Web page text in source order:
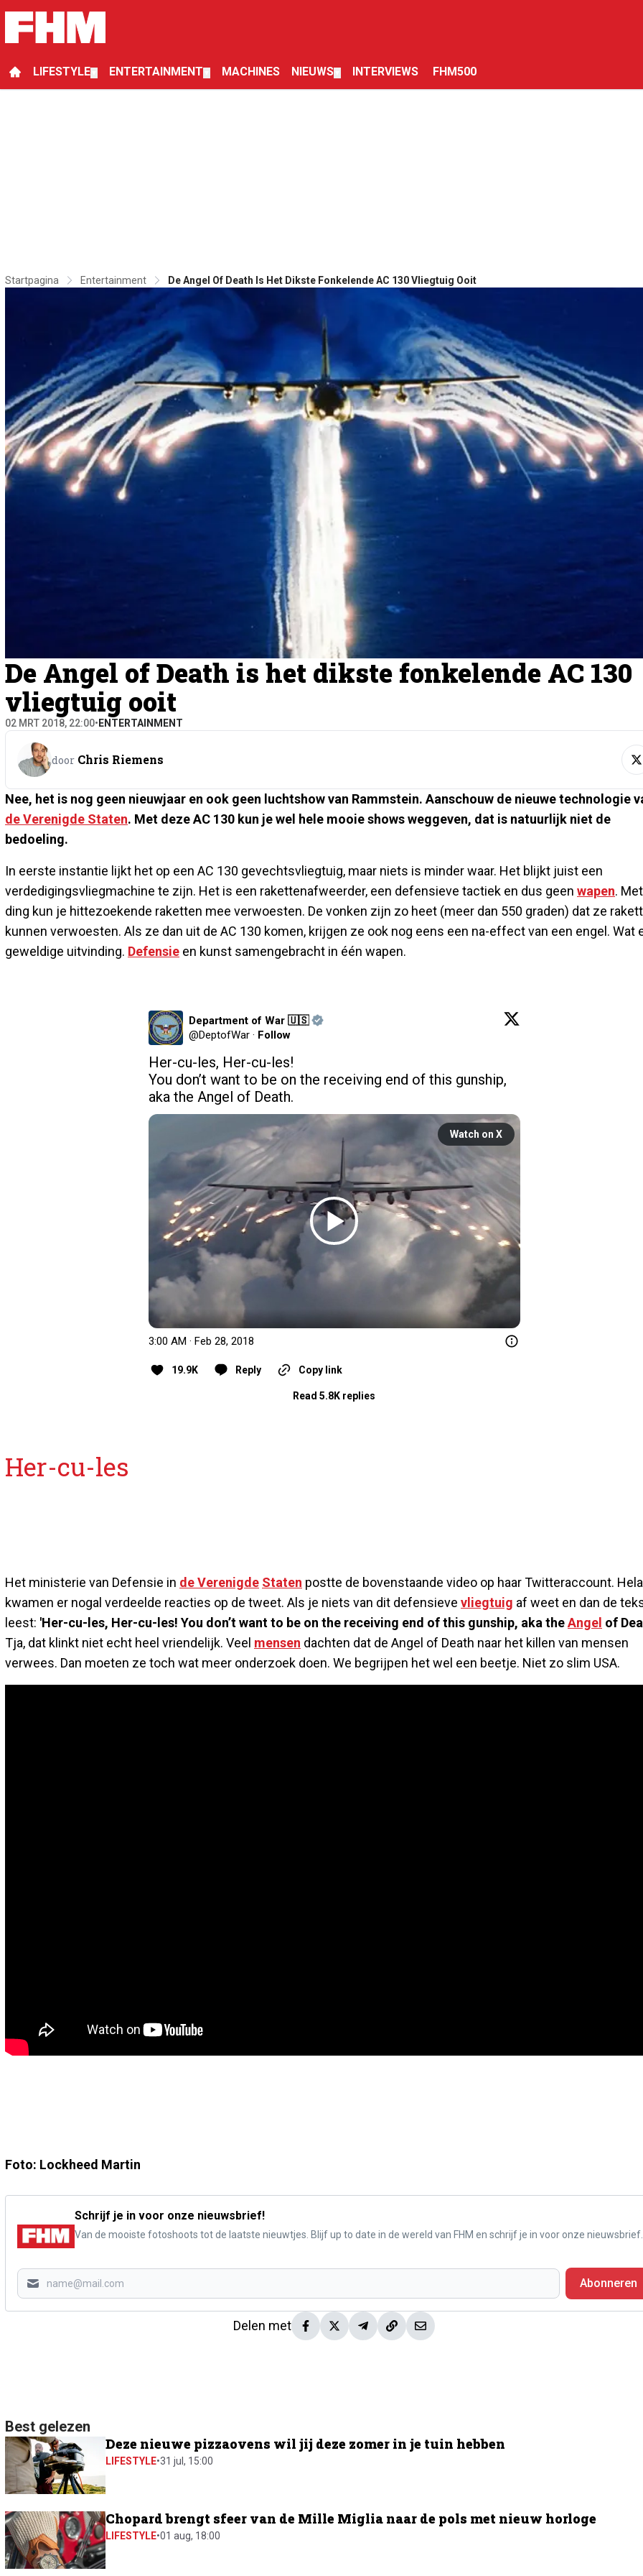
LIFESTYLE ENTERTAINMENT MACHINES NIEUWS INTERVIEWS FHM500
Startpagina Entertainment De Angel Of Death Is Het Dikste Fonkelende AC 130 Vliegtuig Ooit
De Angel of Death is het dikste fonkelende AC 130
vliegtuig ooit
02 MRT 2018, 22:00• ENTERTAINMENT
door Chris Riemens
Nee, het is nog geen nieuwjaar en ook geen luchtshow van Rammstein. Aanschouw de nieuwe technologie
de Verenigde Staten. Met deze AC 130 kun je wel hele mooie shows weggeven, dat is natuurlijk niet de
bedoeling.
In eerste instantie lijkt het op een AC 130 gevechtsvliegtuig, maar niets is minder waar. Het blijkt juist een
verdedigingsvliegmachine te zijn. Het is een rakettenafweerder, een defensieve tactiek en dus geen wapen.
ding kun je hittezoekende raketten mee verwoesten. De vonken zijn zo heet (meer dan 550 graden) dat ze
kunnen verwoesten. Als ze dan uit de AC 130 komen, krijgen ze ook nog eens een na-effect van een engel. Wat
geweldige uitvinding. Defensie en kunst samengebracht in één wapen.
Department of War 🇺🇸
@DeptofWar · Follow
Her-cu-les, Her-cu-les!
You don’t want to be on the receiving end of this gunship,
aka the Angel of Death.
Watch on X
3:00 AM · Feb 28, 2018
19.9K Reply Copy link
Read 5.8K replies
Her-cu-les
Het ministerie van Defensie in de Verenigde Staten postte de bovenstaande video op haar Twitteraccount.
kwamen er nogal verdeelde reacties op de tweet. Als je niets van dit defensieve vliegtuig af weet en dan de
leest: 'Her-cu-les, Her-cu-les! You don’t want to be on the receiving end of this gunship, aka theAngel of
Tja, dat klinkt niet echt heel vriendelijk. Veel mensen dachten dat de Angel of Death naar het killen van mensen
verwees. Dan moeten ze toch wat meer onderzoek doen. We begrijpen het wel een beetje. Niet zo slim USA.
Foto: Lockheed Martin
Schrijf je in voor onze nieuwsbrief!
Van de mooiste fotoshoots tot de laatste nieuwtjes. Blijf up to date in de wereld van FHM en schrijf je in voor onze nieuwsbrief.
Abonneren
Delen met
Best gelezen
Deze nieuwe pizzaovens wil jij deze zomer in je tuin hebben
LIFESTYLE•31 jul, 15:00
Chopard brengt sfeer van de Mille Miglia naar de pols met nieuw horloge
LIFESTYLE•01 aug, 18:00